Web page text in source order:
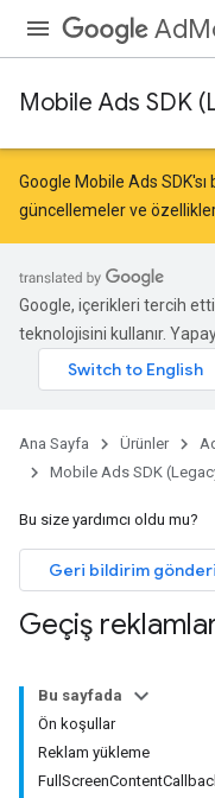
Mobile Ads SDK
Google Mobile Ads SDK'sı
güncellemeler ve
Google, içerikleri tercih
teknolojisini kullanır.
Ana Sayfa Ürünler
Mobile Ads SDK
Bu size yardımcı oldu mu?
Geri bildirim
Geçiş
Bu sayfada
Ön koşullar
Reklam yükleme